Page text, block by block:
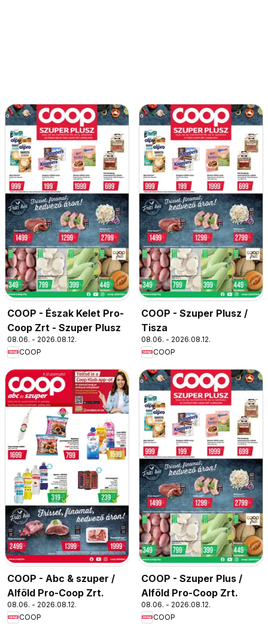
COOP - Észak Kelet Pro-
Coop Zrt - Szuper Plusz
08.06. - 2026.08.12.
COOP
COOP - Szuper Plusz /
Tisza
08.06. - 2026.08.12.
COOP
COOP - Abc & szuper /
Alföld Pro-Coop Zrt.
08.06. - 2026.08.12.
COOP
COOP - Szuper Plus /
Alföld Pro-Coop Zrt.
08.06. - 2026.08.12.
COOP